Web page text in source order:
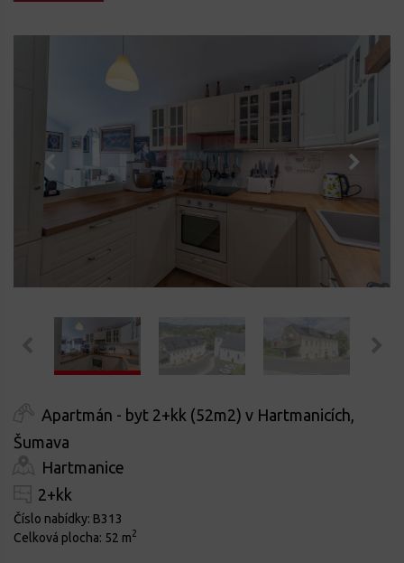
Apartmán - byt 2+kk (52m2) v Hartmanicích,
Šumava
Hartmanice
2+kk
Číslo nabídky: B313
Celková plocha: 52 m2